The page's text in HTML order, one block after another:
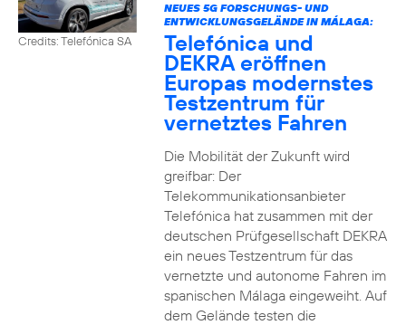
Credits: Telefónica SA
NEUES 5G FORSCHUNGS- UND
ENTWICKLUNGSGELÄNDE IN MÁLAGA:
Telefónica und
DEKRA eröffnen
Europas modernstes
Testzentrum für
vernetztes Fahren
Die Mobilität der Zukunft wird
greifbar: Der
Telekommunikationsanbieter
Telefónica hat zusammen mit der
deutschen Prüfgesellschaft DEKRA
ein neues Testzentrum für das
vernetzte und autonome Fahren im
spanischen Málaga eingeweiht. Auf
dem Gelände testen die